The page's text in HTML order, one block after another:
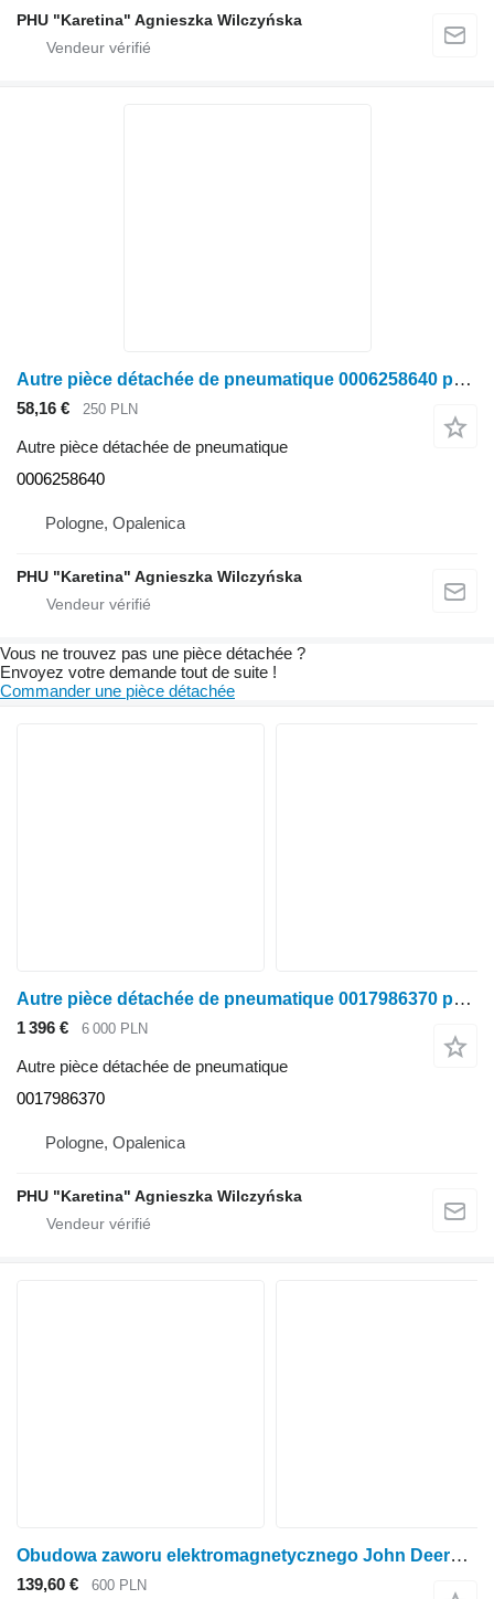
PHU "Karetina" Agnieszka Wilczyńska
Autre pièce détachée de pneumatique 0006258640 pour Claas Case New Holland Steyr
58,16 € 250 PLN
Autre pièce détachée de pneumatique
0006258640
Pologne, Opalenica
PHU "Karetina" Agnieszka Wilczyńska
Vous ne trouvez pas une pièce détachée ?
Envoyez votre demande tout de suite !
Commander une pièce détachée
Autre pièce détachée de pneumatique 0017986370 pour Claas Tucano
1 396 € 6 000 PLN
Autre pièce détachée de pneumatique
0017986370
Pologne, Opalenica
PHU "Karetina" Agnieszka Wilczyńska
Obudowa zaworu elektromagnetycznego John Deere 6010 6110 6210 6506 6600 Boîtier d'électrovanne L11 pour tracteur à roues John Deere 6010 6110 6210 6506 6600
139,60 € 600 PLN